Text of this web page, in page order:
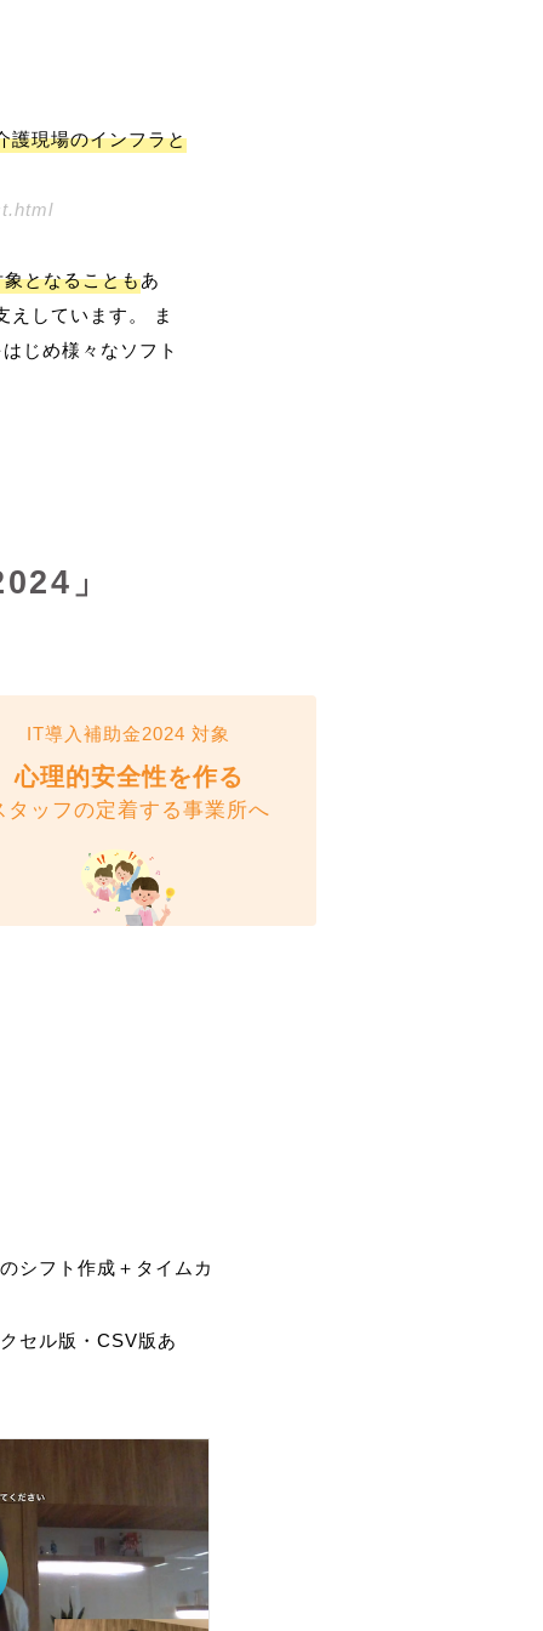
護現場のインフラと
となることもあ
えしています。 ま
じめ様々なソフト
」
IT導入補助金2024 対象
心理的安全性を作る
タッフの定着する事業所へ
シフト作成＋タイムカ
セル版・CSV版あ